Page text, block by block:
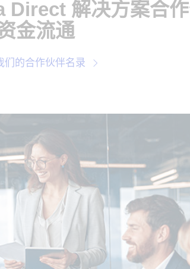
Direct 解决方案合
金流通
们的合作伙伴名录